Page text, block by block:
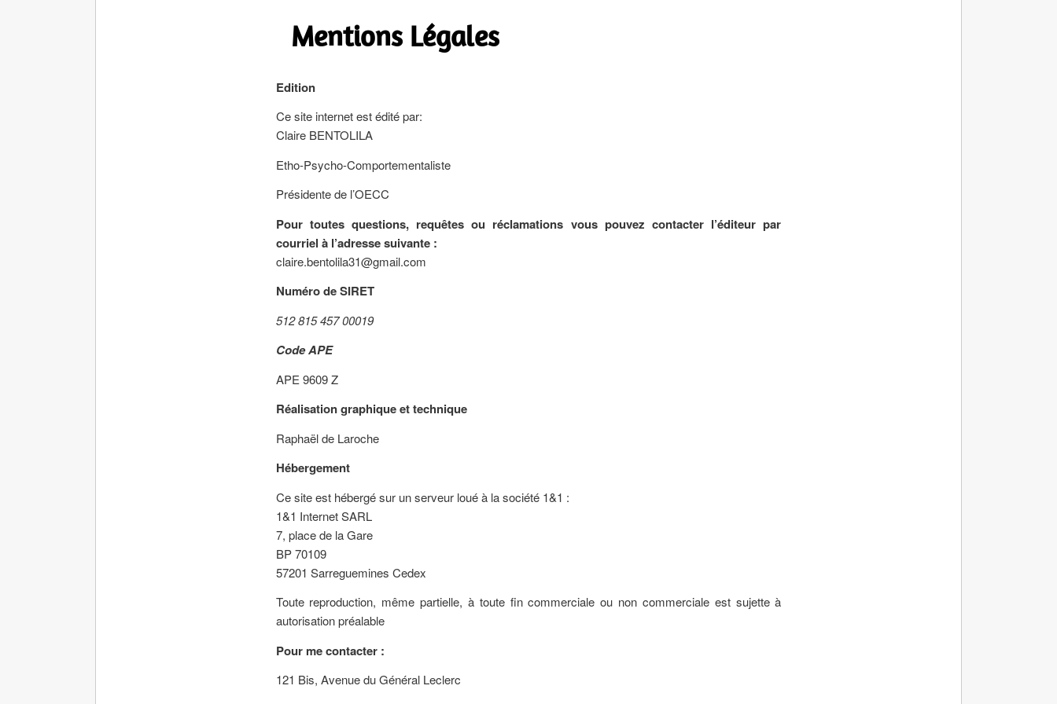
Mentions Légales
Edition
Ce site internet est édité par:
Claire BENTOLILA
Etho-Psycho-Comportementaliste
Présidente de l’OECC
Pour toutes questions, requêtes ou réclamations vous pouvez contacter l’éditeur par
courriel à l’adresse suivante :
claire.bentolila31@gmail.com
Numéro de SIRET
512 815 457 00019
Code APE
APE 9609 Z
Réalisation graphique et technique
Raphaël de Laroche
Hébergement
Ce site est hébergé sur un serveur loué à la société 1&1 :
1&1 Internet SARL
7, place de la Gare
BP 70109
57201 Sarreguemines Cedex
Toute reproduction, même partielle, à toute fin commerciale ou non commerciale est sujette à
autorisation préalable
Pour me contacter :
121 Bis, Avenue du Général Leclerc